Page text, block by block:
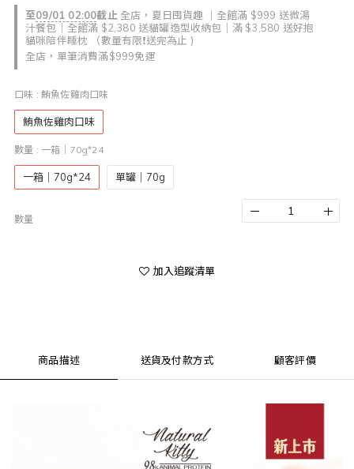
至09/01 02:00截止 全店，夏日囤貨趣 ｜全館滿 $999 送微湯
汁餐包｜全館滿 $2,380 送貓罐造型收納包｜滿 $3,580 送好抱
貓咪陪伴睡枕 （數量有限❗送完為止 )
全店，單筆消費滿$999免運
口味 : 鮪魚佐雞肉口味
鮪魚佐雞肉口味
數量 : 一箱｜70g*24
一箱｜70g*24 單罐｜70g
數量
加入追蹤清單
商品描述 送貨及付款方式 顧客評價